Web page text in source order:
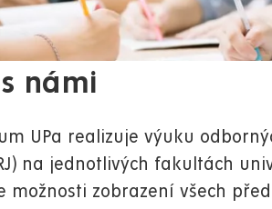
námi
UPa realizuje výuku
na jednotlivých fakultách
možnosti zobrazení všech